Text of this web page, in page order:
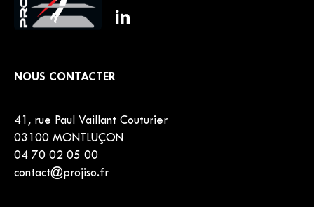
NOUS CONTACTER
41, rue Paul Vaillant Couturier
03100 MONTLUÇON
04 70 02 05 00
contact@projiso.fr